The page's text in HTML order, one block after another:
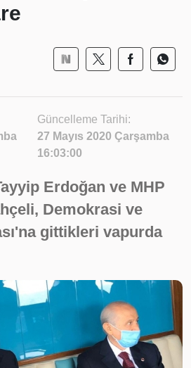
Güncelleme Tarihi:
27 Mayıs 2020 Çarşamba
16:03:00
Erdoğan ve MHP
Demokrasi ve
gittikleri vapurda